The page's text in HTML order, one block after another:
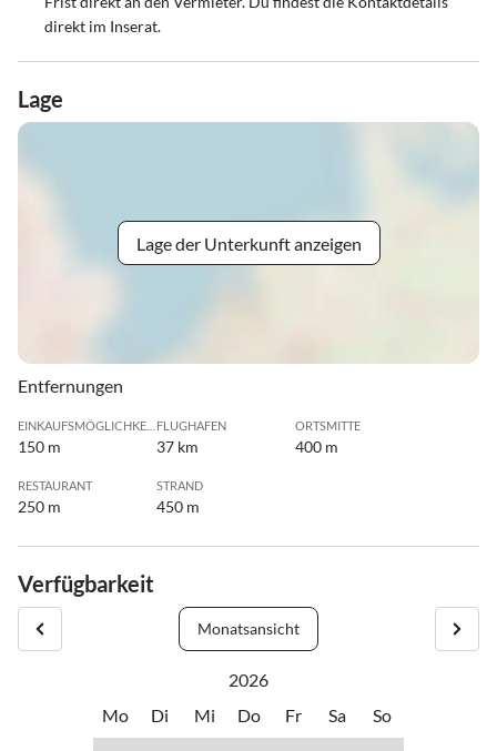
direkt im Inserat.
Lage
Lage der Unterkunft anzeigen
Entfernungen
150 m
FLUGHAFEN
37 km
ORTSMITTE
400 m
RESTAURANT
250 m
STRAND
450 m
Verfügbarkeit
Monatsansicht
2026
Mo
Di Mi Do Fr Sa So